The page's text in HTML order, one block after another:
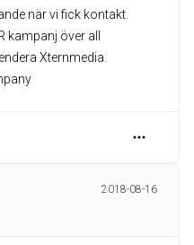
när vi fick kontakt.
kampanj över all
Xternmedia.
2018-08-16